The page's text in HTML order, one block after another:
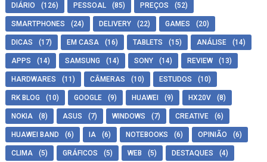
DIÁRIO (126) PESSOAL (85) PREÇOS (52)
SMARTPHONES (24) DELIVERY (22) GAMES (20)
DICAS (17) EM CASA (16) TABLETS (15) ANÁLISE (14)
APPS (14) SAMSUNG (14) SONY (14) REVIEW (13)
HARDWARES (11) CÂMERAS (10) ESTUDOS (10)
RK BLOG (10) GOOGLE (9) HUAWEI (9) HX20V (8)
NOKIA (8) ASUS (7) WINDOWS (7) CREATIVE (6)
HUAWEI BAND (6) IA (6) NOTEBOOKS (6) OPINIÃO (6)
CLIMA (5) GRÁFICOS (5) WEB (5) DESTAQUES (4)